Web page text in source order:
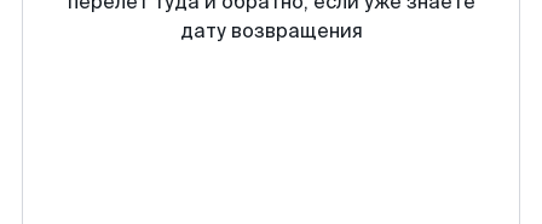
дату возвращения